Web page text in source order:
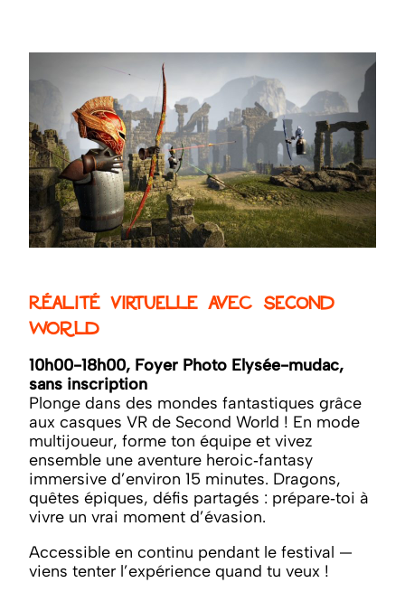
Réalité virtuelle avec Second
World
10h00-18h00, Foyer Photo Elysée-mudac,
sans inscription
Plonge dans des mondes fantastiques grâce
aux casques VR de Second World ! En mode
multijoueur, forme ton équipe et vivez
ensemble une aventure heroic‑fantasy
immersive d’environ 15 minutes. Dragons,
quêtes épiques, défis partagés : prépare‑toi à
vivre un vrai moment d’évasion.
Accessible en continu pendant le festival —
viens tenter l’expérience quand tu veux !